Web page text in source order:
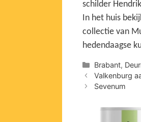
schilder
In het huis
collectie van
hedendaagse
Categorieën
Brabant,
Valkenburg
Sevenum